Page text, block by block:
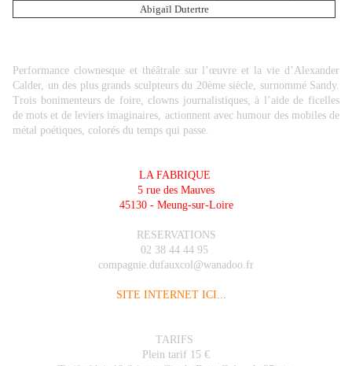
Abigaïl Dutertre
Performance clownesque et théâtrale sur l’œuvre et la vie d’Alexander
Calder, un des plus grands sculpteurs du 20ème siècle, surnommé Sandy.
Trois bonimenteurs de foire, clowns journalistiques, à l’aide de ficelles
de mots et de leviers imaginaires, actionnent avec humour des mobiles de
métal poétiques, colorés du temps qui passe.
LA FABRIQUE
5 rue des Mauves
45130 - Meung-sur-Loire
RESERVATIONS
02 38 44 44 95
compagnie.dufauxcol@wanadoo.fr
SITE INTERNET ICI...
TARIFS
Plein tarif 15 €